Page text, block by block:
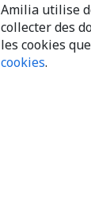
Amilia utilise
collecter des
les cookies
cookies.